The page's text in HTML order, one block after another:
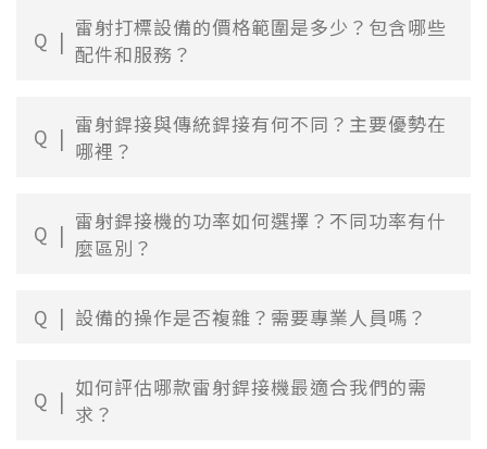
Q
雷射打標設備的價格範圍是多少？包含哪些
配件和服務？
Q
雷射銲接與傳統銲接有何不同？主要優勢在
哪裡？
Q
雷射銲接機的功率如何選擇？不同功率有什
麼區別？
Q 設備的操作是否複雜？需要專業人員嗎？
Q
如何評估哪款雷射銲接機最適合我們的需
求？